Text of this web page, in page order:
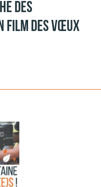
des
film des vœux